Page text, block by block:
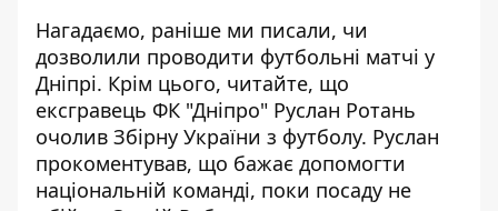
Нагадаємо, раніше ми писали, чи
дозволили проводити футбольні матчі у
Дніпрі. Крім цього, читайте, що
ексгравець ФК "Дніпро" Руслан Ротань
очолив Збірну України з футболу. Руслан
прокоментував, що бажає допомогти
національній команді, поки посаду не